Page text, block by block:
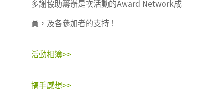
多謝協助籌辦是次活動的Award Network成
員，及各參加者的支持！
活動相簿>>
搞手感想>>